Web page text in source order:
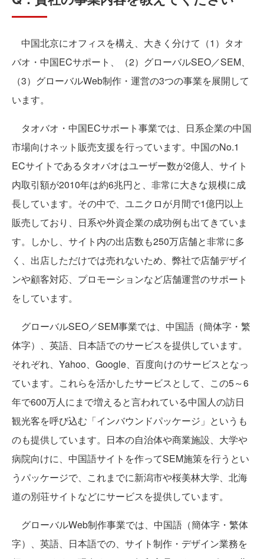
中国北京にオフィスを構え、大きく分けて（1）タオ
バオ・中国ECサポート、（2）グローバルSEO／SEM、
（3）グローバルWeb制作・運営の3つの事業を展開して
います。
タオバオ・中国ECサポート事業では、日系企業の中国
市場向けネット販売支援を行っています。中国のNo.1
ECサイトであるタオバオはユーザー数が2億人、サイト
内取引額が2010年は約6兆円と、非常に大きな規模に成
長しています。その中で、ユニクロが月間で1億円以上
販売しており、日系や外資企業の成功例も出てきていま
す。しかし、サイト内の出店数も250万店舗と非常に多
く、出店しただけでは売れないため、弊社で店舗デザイ
ンや顧客対応、プロモーションなど店舗運営のサポート
をしています。
グローバルSEO／SEM事業では、中国語（簡体字・繁
体字）、英語、日本語でのサービスを提供しています。
それぞれ、Yahoo、Google、百度向けのサービスとなっ
ています。これらを活かしたサービスとして、この5～6
年で600万人にまで増えると言われている中国人の訪日
観光客を呼び込む「インバウンドパッケージ」というも
のも提供しています。日本の自治体や商業施設、大学や
病院向けに、中国語サイトを作ってSEM施策を行うとい
うパッケージで、これまでに新潟市や桜美林大学、北海
道の別荘サイトなどにサービスを提供しています。
グローバルWeb制作事業では、中国語（簡体字・繁体
字）、英語、日本語での、サイト制作・デザイン業務を